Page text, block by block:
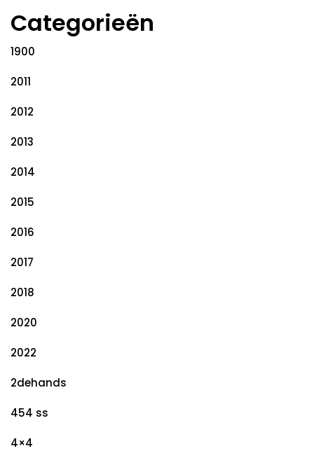
Categorieën
1900
2011
2012
2013
2014
2015
2016
2017
2018
2020
2022
2dehands
454 ss
4×4